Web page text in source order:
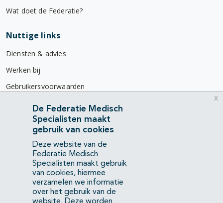
Wat doet de Federatie?
Nuttige links
Diensten & advies
Werken bij
Gebruikersvoorwaarden
Privacyverklaring
Contact
Mercatorlaan 1200
3528 BL Utrecht
(088) 505 34 34
info@richtlijnendatabase.nl
De Federatie Medisch
Specialisten maakt
gebruik van cookies
Deze website van de
Federatie Medisch
Specialisten maakt gebruik
van cookies, hiermee
verzamelen we informatie
over het gebruik van de
x